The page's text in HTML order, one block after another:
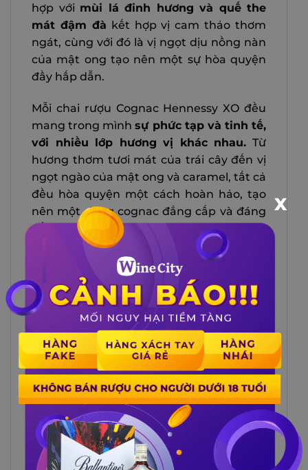
hợp với mùi lá đinh hương và quế the
mát đậm đà kết hợp vị cam thảo thơm
ngát, cùng với đó là vị ngọt dịu nồng nàn
của mật ong tạo nên một sự hòa quyện
đầy hấp dẫn.
Mỗi chai rượu Cognac Hennessy XO đều
mang trong mìnhsự phức tạp và tinh tế,
với nhiều lớp hương vị khác nhau. Từ
hương thơm tươi mát của trái cây đến vị
ngọt ngào của mật ong và caramel, tất cả
đều hòa quyện một cách hoàn hảo, tạo
nên một dòng cognac đẳng cấp và đáng
để thưởng thức.
Hương vị độc đáo từ rượu cognac hennessy
xo hộp quà
X